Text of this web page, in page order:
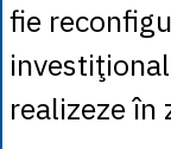
fie
realizeze în